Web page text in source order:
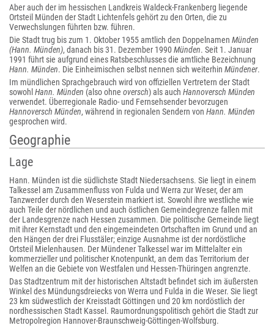
Aber auch der im hessischen Landkreis Waldeck-Frankenberg liegende
Ortsteil Münden der Stadt Lichtenfels gehört zu den Orten, die zu
Verwechslungen führten bzw. führen.
Die Stadt trug bis zum 1. Oktober 1955 amtlich den Doppelnamen Münden
(Hann. Münden), danach bis 31. Dezember 1990 Münden. Seit 1. Januar
1991 führt sie aufgrund eines Ratsbeschlusses die amtliche Bezeichnung
Hann. Münden. Die Einheimischen selbst nennen sich weiterhin Mündener.
Im mündlichen Sprachgebrauch wird von offiziellen Vertretern der Stadt
sowohl Hann. Münden (also ohne oversch) als auch Hannoversch Münden
verwendet. Überregionale Radio- und Fernsehsender bevorzugen
Hannoversch Münden, während in regionalen Sendern von Hann. Münden
gesprochen wird.
Geographie
Lage
Hann. Münden ist die südlichste Stadt Niedersachsens. Sie liegt in einem
Talkessel am Zusammenfluss von Fulda und Werra zur Weser, der am
Tanzwerder durch den Weserstein markiert ist. Sowohl ihre westliche wie
auch Teile der nördlichen und auch östlichen Gemeindegrenze fallen mit
der Landesgrenze nach Hessen zusammen. Die politische Gemeinde liegt
mit ihrer Kernstadt und den eingemeindeten Ortschaften im Grund und an
den Hängen der drei Flusstäler; einzige Ausnahme ist der nordöstliche
Ortsteil Mielenhausen. Der Mündener Talkessel war im Mittelalter ein
kommerzieller und politischer Knotenpunkt, an dem das Territorium der
Welfen an die Gebiete von Westfalen und Hessen-Thüringen angrenzte.
Das Stadtzentrum mit der historischen Altstadt befindet sich im äußersten
Winkel des Mündungsdreiecks von Werra und Fulda in die Weser. Sie liegt
23 km südwestlich der Kreisstadt Göttingen und 20 km nordöstlich der
nordhessischen Stadt Kassel. Raumordnungspolitisch gehört die Stadt zur
Metropolregion Hannover-Braunschweig-Göttingen-Wolfsburg.